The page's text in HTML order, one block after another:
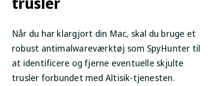
Når du har klargjort din Mac, skal du bruge et
robust antimalwareværktøj som SpyHunter til
at identificere og fjerne eventuelle skjulte
trusler forbundet med Altisik-tjenesten.